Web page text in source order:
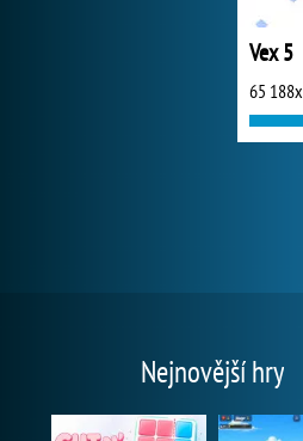
Vex 5
65 188x
Nejnovější hry